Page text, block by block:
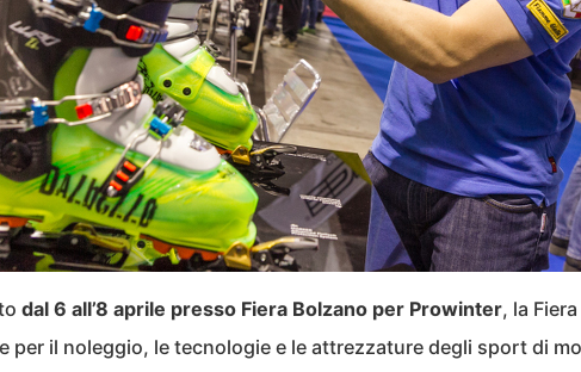
dal 6 all’8 aprile presso Fiera Bolzano per Prowinter, la Fiera
per il noleggio, le tecnologie e le attrezzature degli sport di